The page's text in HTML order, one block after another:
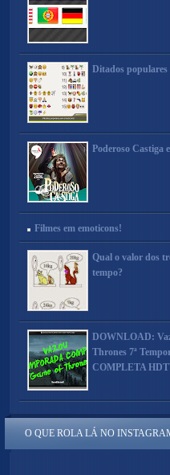
Ditados populares
Poderoso Castiga
Filmes em emoticons!
Qual o valor dos
tempo?
DOWNLOAD:
Thrones 7ª
COMPLETA
O QUE ROLA LÁ NO